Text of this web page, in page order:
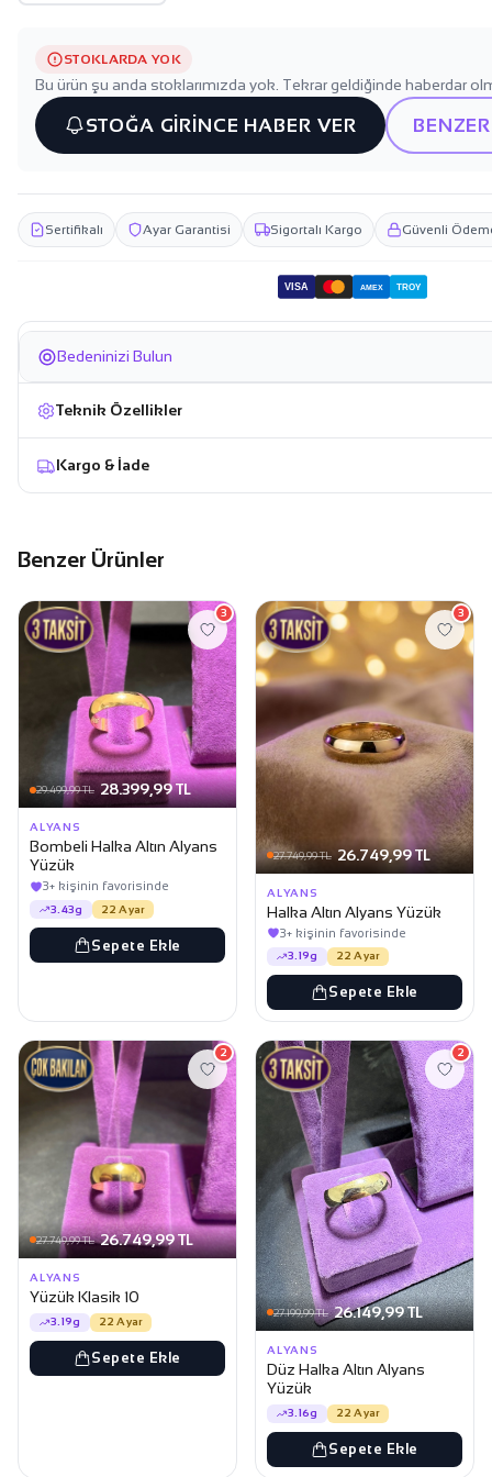
STOKLARDA YOK
Bu ürün şu anda stoklarımızda yok. Tekrar geldiğinde haberdar
STOĞA GİRİNCE HABER VER
Sertifikalı Ayar Garantisi Sigortalı Kargo Güvenli
VISA AMEX TROY
Bedeninizi Bulun
Teknik Özellikler
Kargo & İade
Benzer Ürünler
29.499,99 TL 28.399,99 TL
3
ALYANS
Bombeli Halka Altın Alyans
Yüzük
3+ kişinin favorisinde
3.43g 22 Ayar
Sepete Ekle
27.749,99 TL 26.749,99 TL
3
ALYANS
Halka Altın Alyans Yüzük
3+ kişinin favorisinde
3.19g 22 Ayar
Sepete Ekle
27.749,99 TL 26.749,99 TL
2
ALYANS
Yüzük Klasik 10
3.19g 22 Ayar
Sepete Ekle
27.199,99 TL 26.149,99 TL
2
ALYANS
Düz Halka Altın Alyans
Yüzük
3.16g 22 Ayar
Sepete Ekle